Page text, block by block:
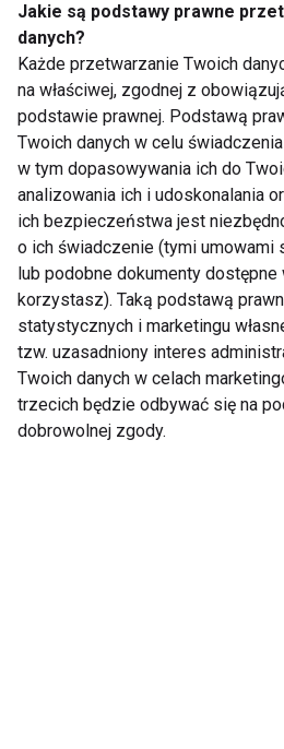
Dlaczego po obiedzie
chce ci się spać?
Dietetyk wyjaśnia 7
najczęstszych
przyczyn
Tenis, badminton i
ping-pong ćwiczą nie
tylko ciało. Co dzieje
się wtedy w mózgu?
–
Pokaż więcej
Jakie są podstawy prawne
danych?
Każde przetwarzanie Twoich
na właściwej, zgodnej z
podstawie prawnej. Podstawą
Twoich danych w celu świadczenia
w tym dopasowywania ich do
analizowania ich i udoskonalania
ich bezpieczeństwa jest
o ich świadczenie (tymi umowami
lub podobne dokumenty dostępne
korzystasz). Taką podstawą
statystycznych i marketingu
tzw. uzasadniony interes
Twoich danych w celach
trzecich będzie odbywać się na
dobrowolnej zgody.